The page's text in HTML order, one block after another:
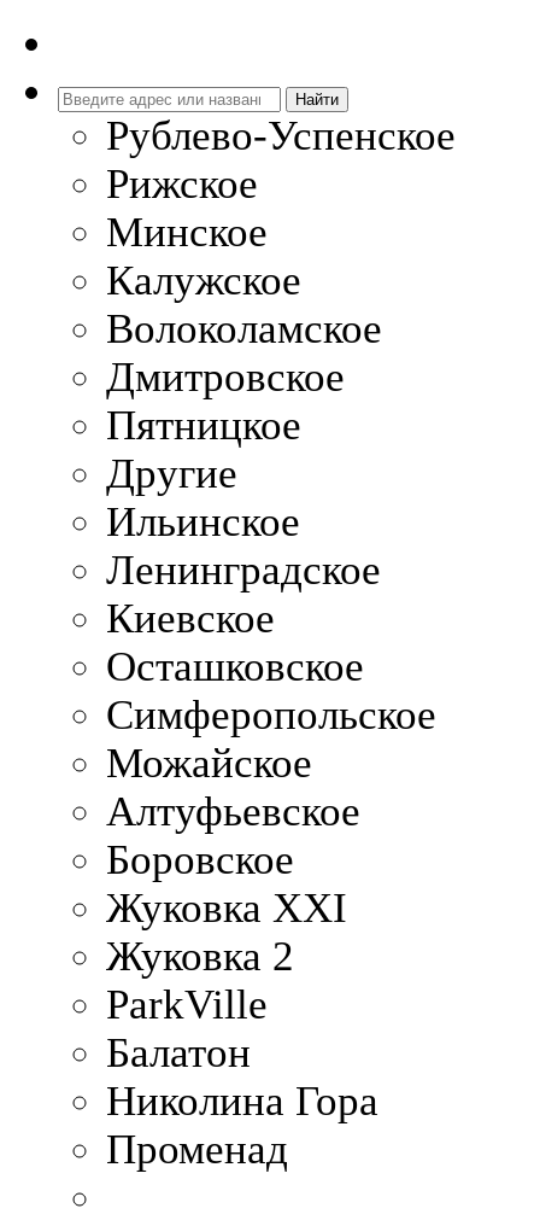
Рублево-Успенское
Рижское
Минское
Калужское
Волоколамское
Дмитровское
Пятницкое
Другие
Ильинское
Ленинградское
Киевское
Осташковское
Симферопольское
Можайское
Алтуфьевское
Боровское
Жуковка XXI
Жуковка 2
ParkVille
Балатон
Николина Гора
Променад